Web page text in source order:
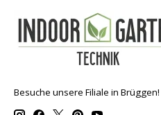
Besuche unsere Filiale in Brüggen!